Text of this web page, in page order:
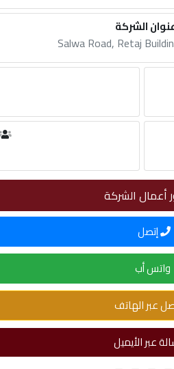
الشركة
Salwa Road, Retaj
أعمال الشركة
إتصل
واتس أب
عبر الهاتف
عبر الأيميل